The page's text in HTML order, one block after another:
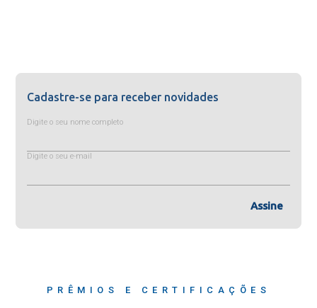
Cadastre-se para receber novidades
Digite o seu nome completo
Digite o seu e-mail
Assine
PRÊMIOS E CERTIFICAÇÕES